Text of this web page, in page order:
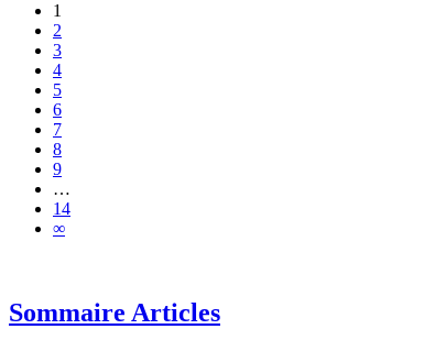
1
2
3
4
5
6
7
8
9
…
14
∞
Sommaire Articles